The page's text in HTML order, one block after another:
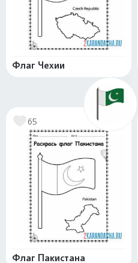
Флаг Чехии
65
Флаг Пакистана